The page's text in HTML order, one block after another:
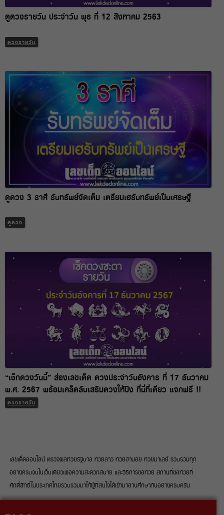
ดูดวงรายวัน ประจำวัน พุธ ที่ 12 สิงหาคม 2563
ดวงรายวัน
ดูดวง 3 ราศี รับทรัพย์จัดเต็ม เตรียมเฮรับทรัพย์เป็นเศรษฐี
ดูดวง
“เช็กดวงวันนี้” ส่องเลขเด็ด ดวงประจำวันอังคาร ที่ 17 ธันวาคม
พ.ศ. 2567 พร้อมเคล็ดลับเสริมดวงให้ปัง ที่นี่ที่เดียว แจกฟรี !!
ดวงรายวัน
เลขเด็ดออนไลน์ ตรวจผลหวยรัฐบาล หวยลาว หวยฮานอย หวยมาเลย์ รวบรวมทุก
อย่างครบจบในเว็บเดียวเพื่อความสะดวกสบาย และวิธีการขอหวย สถานที่ขอหวยที่
ศักดิ์สิทธิ์ในประเทศไทยรวบรวมมาให้ผู้ที่สนใจได้เข้ามาอ่านศึกษากันอย่างครบครัน